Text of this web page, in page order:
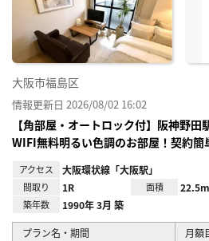
大阪市福島区
情報更新日 2026/08/02 16:02
【角部屋・オートロック付】阪神野
WIFI無料明るい色調のお部屋！契約簡
アクセス 大阪環状線「大阪駅」
間取り 1R 面積
築年数 1990年 3月 築
プラン名・期間 月額